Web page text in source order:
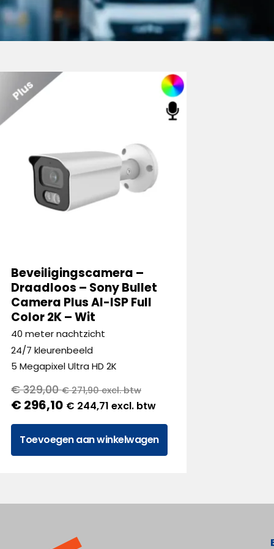
Beveiligingscamera –
Draadloos – Sony Bullet
Camera Plus AI-ISP Full
Color 2K – Wit
40 meter nachtzicht
24/7 kleurenbeeld
5 Megapixel Ultra HD 2K
€329,00 €271,90excl. btw
€296,10 € 244,71 excl. btw
Toevoegen aan winkelwagen